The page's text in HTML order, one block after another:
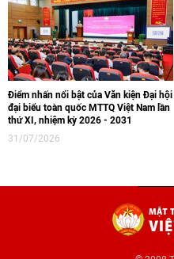
Điểm nhấn nổi bật của Văn kiện Đại hội
đại biểu toàn quốc MTTQ Việt Nam lần
thứ XI, nhiệm kỳ 2026 - 2031
31/07/2026